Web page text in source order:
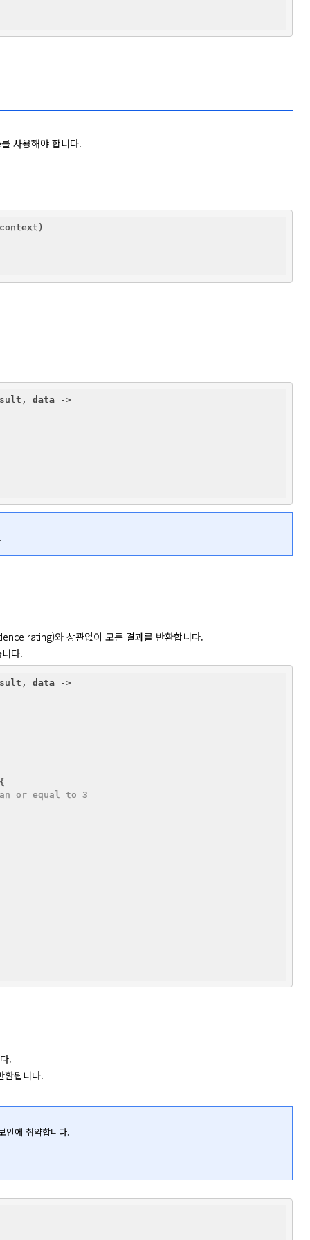
사용해야 합니다.
data ->
rating)와 상관없이 모든 결과를 반환합니다.
다.
data ->
or equal to 3
.
환됩니다.
안에 취약합니다.